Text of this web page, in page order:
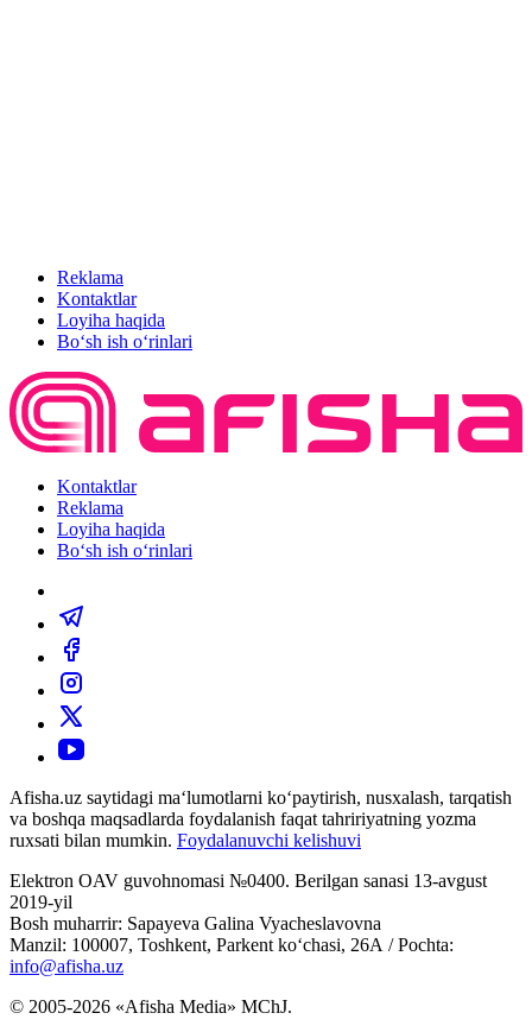
Reklama
Kontaktlar
Loyiha haqida
Bo‘sh ish o‘rinlari
Kontaktlar
Reklama
Loyiha haqida
Bo‘sh ish o‘rinlari
Afisha.uz saytidagi ma‘lumotlarni ko‘paytirish, nusxalash, tarqatish
va boshqa maqsadlarda foydalanish faqat tahririyatning yozma
ruxsati bilan mumkin. Foydalanuvchi kelishuvi
Elektron OAV guvohnomasi №0400. Berilgan sanasi 13-avgust
2019-yil
Bosh muharrir: Sapayeva Galina Vyacheslavovna
Manzil: 100007, Toshkent, Parkent ko‘chasi, 26А / Pochta:
info@afisha.uz
© 2005-2026 «Afisha Media» MChJ.